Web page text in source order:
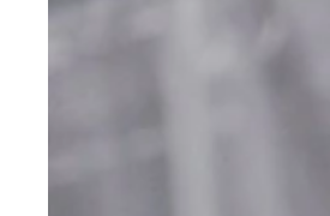
昨年チャンピオンとなり